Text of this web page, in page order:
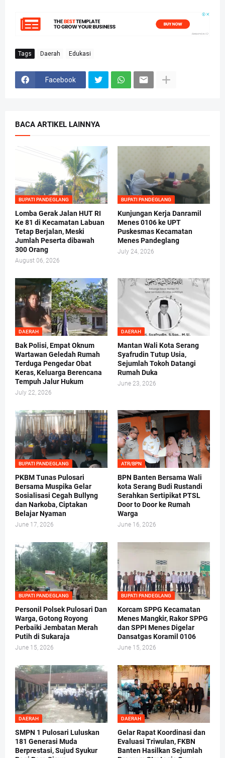
Tags Daerah Edukasi
Facebook
BACA ARTIKEL LAINNYA
BUPATI PANDEGLANG
Lomba Gerak Jalan HUT RI
Ke 81 di Kecamatan Labuan
Tetap Berjalan, Meski
Jumlah Peserta dibawah
300 Orang
August 06, 2026
BUPATI PANDEGLANG
Kunjungan Kerja Danramil
Menes 0106 ke UPT
Puskesmas Kecamatan
Menes Pandeglang
July 24, 2026
DAERAH
Bak Polisi, Empat Oknum
Wartawan Geledah Rumah
Terduga Pengedar Obat
Keras, Keluarga Berencana
Tempuh Jalur Hukum
July 22, 2026
DAERAH
Mantan Wali Kota Serang
Syafrudin Tutup Usia,
Sejumlah Tokoh Datangi
Rumah Duka
June 23, 2026
BUPATI PANDEGLANG
PKBM Tunas Pulosari
Bersama Muspika Gelar
Sosialisasi Cegah Bullyng
dan Narkoba, Ciptakan
Belajar Nyaman
June 17, 2026
ATR/BPN
BPN Banten Bersama Wali
kota Serang Budi Rustandi
Serahkan Sertipikat PTSL
Door to Door ke Rumah
Warga
June 16, 2026
BUPATI PANDEGLANG
Personil Polsek Pulosari Dan
Warga, Gotong Royong
Perbaiki Jembatan Merah
Putih di Sukaraja
June 15, 2026
BUPATI PANDEGLANG
Korcam SPPG Kecamatan
Menes Mangkir, Rakor SPPG
dan SPPI Menes Digelar
Dansatgas Koramil 0106
June 15, 2026
DAERAH
SMPN 1 Pulosari Luluskan
181 Generasi Muda
Berprestasi, Sujud Syukur
DAERAH
Gelar Rapat Koordinasi dan
Evaluasi Triwulan, FKBN
Banten Hasilkan Sejumlah